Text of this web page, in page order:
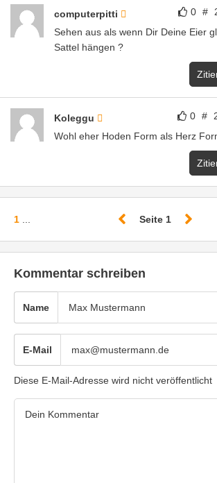
Kommentar schreiben
E-Mail
Diese E-Mail-Adresse wird nicht veröffentlicht
Mit Absenden des Formulars akzeptiere ich
Datenschutzerklärungund die
dich für ein wertschätzendes Miteinander an
Community-Guidelines.